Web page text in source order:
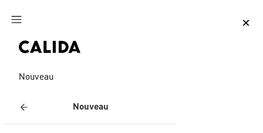
Aller au contenu principal
Nouveau
Nouveau